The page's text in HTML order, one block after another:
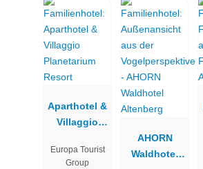
Aparthotel &
Villaggio
Resort
Europa Tourist
Group
AHORN
Waldhotel